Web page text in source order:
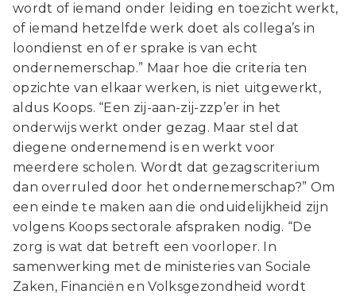
wordt of iemand onder leiding en toezicht werkt,
of iemand hetzelfde werk doet als collega’s in
loondienst en of er sprake is van echt
ondernemerschap.” Maar hoe die criteria ten
opzichte van elkaar werken, is niet uitgewerkt,
aldus Koops. “Een zij-aan-zij-zzp’er in het
onderwijs werkt onder gezag. Maar stel dat
diegene ondernemend is en werkt voor
meerdere scholen. Wordt dat gezagscriterium
dan overruled door het ondernemerschap?” Om
een einde te maken aan die onduidelijkheid zijn
volgens Koops sectorale afspraken nodig. “De
zorg is wat dat betreft een voorloper. In
samenwerking met de ministeries van Sociale
Zaken, Financiën en Volksgezondheid wordt